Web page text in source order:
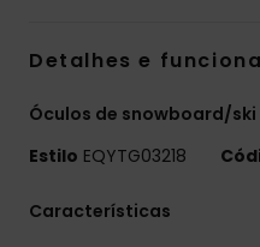
Detalhes e
Óculos de snowboard/
Estilo EQYTG03218
Características